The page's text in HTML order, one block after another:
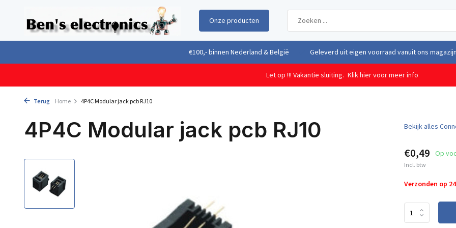
Onze producten
Geleverd uit eigen voorraad vanuit ons magazijn in Nederland Gratis
Let op !!! Vakantie sluiting. Klik hier voor meer info
Terug Home 4P4C Modular jack pcb RJ10
4P4C Modular jack pcb RJ10 Bekijk alles
€0,49 Op
Incl. btw
Verzonden op